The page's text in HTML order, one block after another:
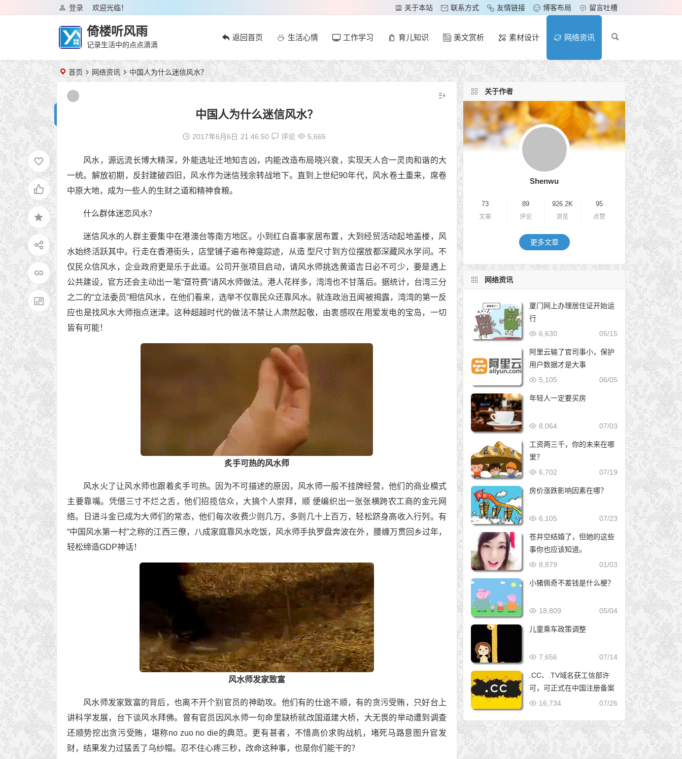
欢迎光临！
登录 关于本站 联系方式 友情链接 博客布局 留言吐槽
倚楼听风雨
记录生活中的点点滴滴
返回首页 生活心情 工作学习 育儿知识 美文赏析 素材设计 网络资讯
首页 网络资讯 中国人为什么迷信风水？
中国人为什么迷信风水？
2017年6月6日 21:46:50 评论 5,665
风水，源远流长博大精深，外能选址迁地知吉凶，内能改造布局晓兴衰，实现天人合一灵肉和谐的大
一统。解放初期，反封建破四旧，风水作为迷信残余转战地下。直到上世纪90年代，风水卷土重来，席卷
中原大地，成为一些人的生财之道和精神食粮。
什么群体迷恋风水？
迷信风水的人群主要集中在港澳台等南方地区。小到红白喜事家居布置，大到经贸活动起地盖楼，风
水始终活跃其中。行走在香港街头，店堂铺子遍布神龛踪迹，从造 型尺寸到方位摆放都深藏风水学问。不
仅民众信风水，企业政府更是乐于此道。公司开张项目启动，请风水师挑选黄道吉日必不可少，要是遇上
公共建设，官方还会主动出一笔“趸符费”请风水师做法。港人花样多，湾湾也不甘落后。据统计，台湾三分
之二的“立法委员”相信风水，在他们看来，选举不仅靠民众还靠风水。就连政治丑闻被揭露，湾湾的第一反
应也是找风水大师指点迷津。这种超越时代的做法不禁让人肃然起敬，由衷感叹在用爱发电的宝岛，一切
皆有可能！
炙手可热的风水师
风水火了让风水师也跟着炙手可热。因为不可描述的原因，风水师一般不挂牌经营，他们的商业模式
主要靠嘴。凭借三寸不烂之舌，他们招揽信众，大搞个人崇拜，顺 便编织出一张张横跨农工商的金元网
络。日进斗金已成为大师们的常态，他们每次收费少则几万，多则几十上百万，轻松跻身高收入行列。有
“中国风水第一村”之称的江西三僚，八成家庭靠风水吃饭，风水师手执罗盘奔波在外，腰缠万贯回乡过年，
轻松缔造GDP神话！
风水师发家致富
风水师发家致富的背后，也离不开个别官员的神助攻。他们有的仕途不顺，有的贪污受贿，只好台上
讲科学发展，台下谈风水拜佛。曾有官员因风水师一句命里缺桥就改国道建大桥，大无畏的举动遭到调查
还顺势挖出贪污受贿，堪称no zuo no die的典范。更有甚者，不惜高价求购战机，堵死马路意图升官发
财，结果发力过猛丢了乌纱帽。忍不住心疼三秒，改命这种事，也是你们能干的？
关于作者
Shenwu
73
文章
89
评论
926.2K
浏览
95
点赞
更多文章
网络资讯
厦门网上办理居住证开始运
行
05/15
6,630
阿里云输了官司事小，保护
用户数据才是大事
06/05
5,105
年轻人一定要买房
07/03
8,064
工资两三千，你的未来在哪
里？
07/19
6,702
房价涨跌影响因素在哪？
07/23
6,105
苍井空结婚了，但她的这些
事你也应该知道。
01/03
8,879
小猪佩奇不差钱是什么梗？
05/04
18,809
儿童乘车政策调整
07/14
7,656
.CC、.TV域名获工信部许
可，可正式在中国注册备案
07/26
16,734